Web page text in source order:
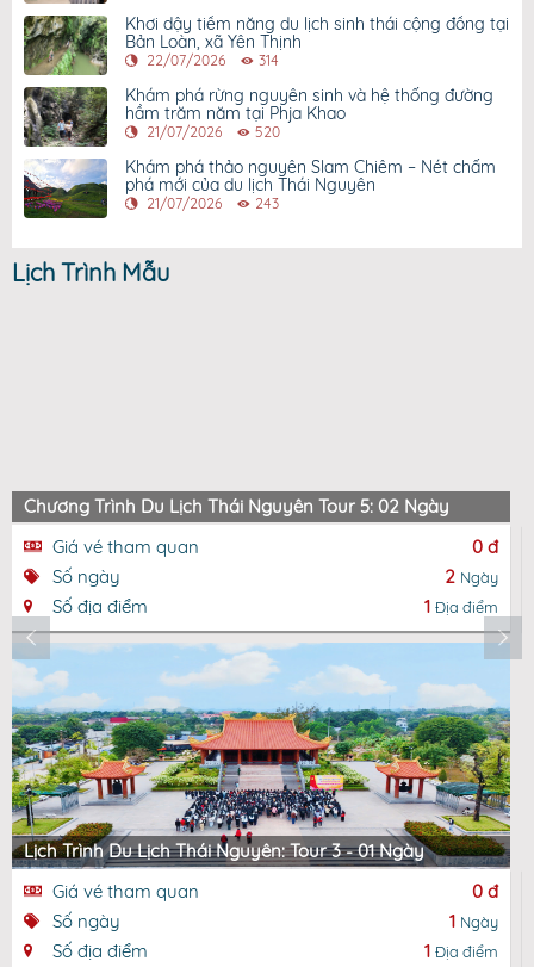
Khơi dậy tiềm năng du lịch sinh thái cộng đồng tại
Bản Loàn, xã Yên Thịnh
22/07/2026 314
Khám phá rừng nguyên sinh và hệ thống đường
hầm trăm năm tại Phja Khao
21/07/2026 520
Khám phá thảo nguyên Slam Chiêm – Nét chấm
phá mới của du lịch Thái Nguyên
21/07/2026 243
Lịch Trình Mẫu
Chương Trình Du Lịch Thái Nguyên Tour 5: 02 Ngày
Giá vé tham quan
0 đ
Số ngày
2 Ngày
Số địa điểm 1 Địa điểm
Lịch Trình Du Lịch Thái Nguyên: Tour 3 - 01 Ngày
Giá vé tham quan
0 đ
Số ngày
1 Ngày
Số địa điểm 1 Địa điểm